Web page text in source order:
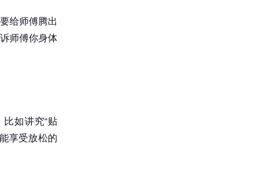
给师傅腾出
师傅你身体
如讲究“贴
享受放松的